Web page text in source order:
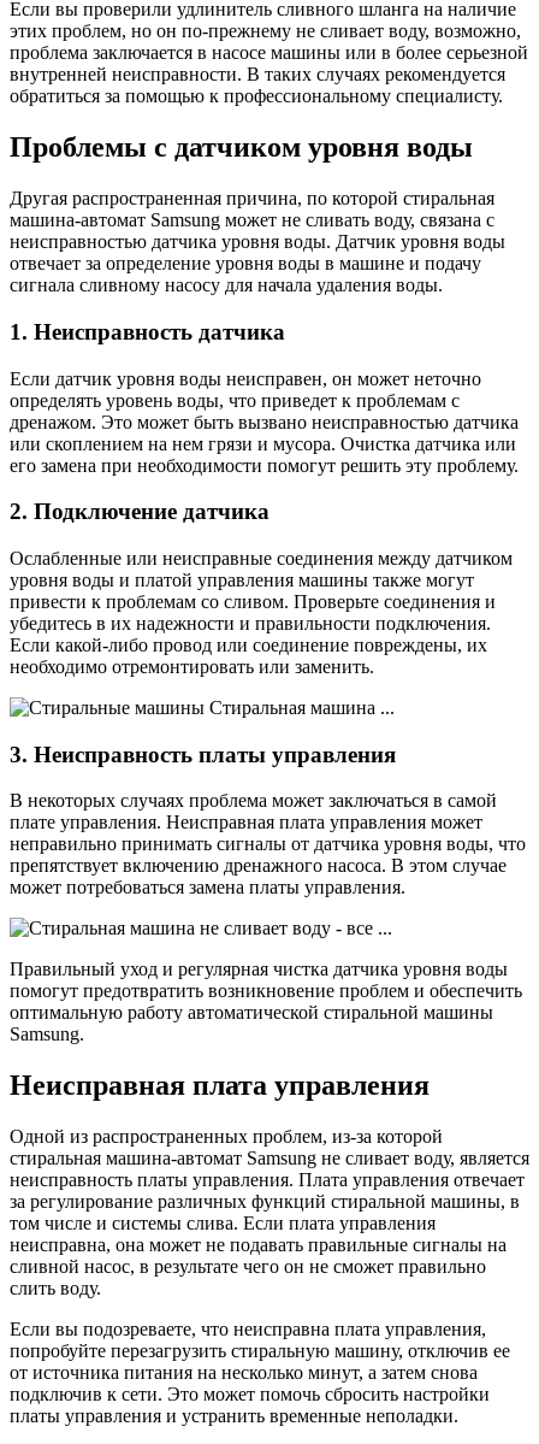
Если вы проверили удлинитель сливного шланга на наличие
этих проблем, но он по-прежнему не сливает воду, возможно,
проблема заключается в насосе машины или в более серьезной
внутренней неисправности. В таких случаях рекомендуется
обратиться за помощью к профессиональному специалисту.
Проблемы с датчиком уровня воды
Другая распространенная причина, по которой стиральная
машина-автомат Samsung может не сливать воду, связана с
неисправностью датчика уровня воды. Датчик уровня воды
отвечает за определение уровня воды в машине и подачу
сигнала сливному насосу для начала удаления воды.
1. Неисправность датчика
Если датчик уровня воды неисправен, он может неточно
определять уровень воды, что приведет к проблемам с
дренажом. Это может быть вызвано неисправностью датчика
или скоплением на нем грязи и мусора. Очистка датчика или
его замена при необходимости помогут решить эту проблему.
2. Подключение датчика
Ослабленные или неисправные соединения между датчиком
уровня воды и платой управления машины также могут
привести к проблемам со сливом. Проверьте соединения и
убедитесь в их надежности и правильности подключения.
Если какой-либо провод или соединение повреждены, их
необходимо отремонтировать или заменить.
3. Неисправность платы управления
В некоторых случаях проблема может заключаться в самой
плате управления. Неисправная плата управления может
неправильно принимать сигналы от датчика уровня воды, что
препятствует включению дренажного насоса. В этом случае
может потребоваться замена платы управления.
Правильный уход и регулярная чистка датчика уровня воды
помогут предотвратить возникновение проблем и обеспечить
оптимальную работу автоматической стиральной машины
Samsung.
Неисправная плата управления
Одной из распространенных проблем, из-за которой
стиральная машина-автомат Samsung не сливает воду, является
неисправность платы управления. Плата управления отвечает
за регулирование различных функций стиральной машины, в
том числе и системы слива. Если плата управления
неисправна, она может не подавать правильные сигналы на
сливной насос, в результате чего он не сможет правильно
слить воду.
Если вы подозреваете, что неисправна плата управления,
попробуйте перезагрузить стиральную машину, отключив ее
от источника питания на несколько минут, а затем снова
подключив к сети. Это может помочь сбросить настройки
платы управления и устранить временные неполадки.